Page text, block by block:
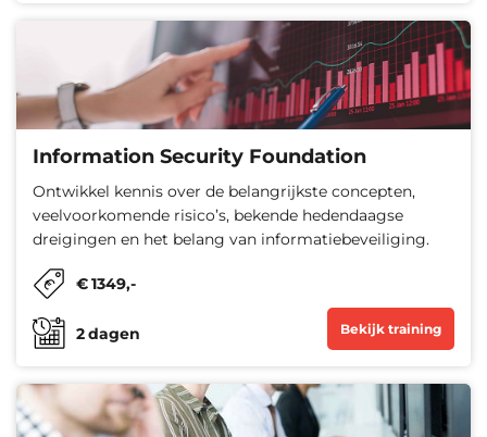
Information Security Foundation
Ontwikkel kennis over de belangrijkste concepten,
veelvoorkomende risico’s, bekende hedendaagse
dreigingen en het belang van informatiebeveiliging.
€1349,-
2dagen Bekijk training